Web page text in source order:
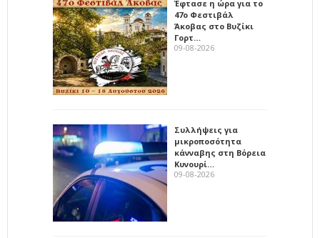
Έφτασε η ώρα για το
47ο Φεστιβάλ
Άκοβας στο Βυζίκι
Γορτ…
09-08-2026
Συλλήψεις για
μικροποσότητα
κάνναβης στη Βόρεια
Κυνουρί…
09-08-2026